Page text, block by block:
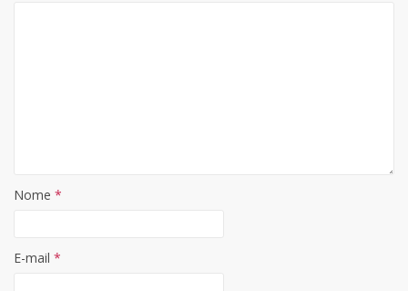
Nome *
E-mail *